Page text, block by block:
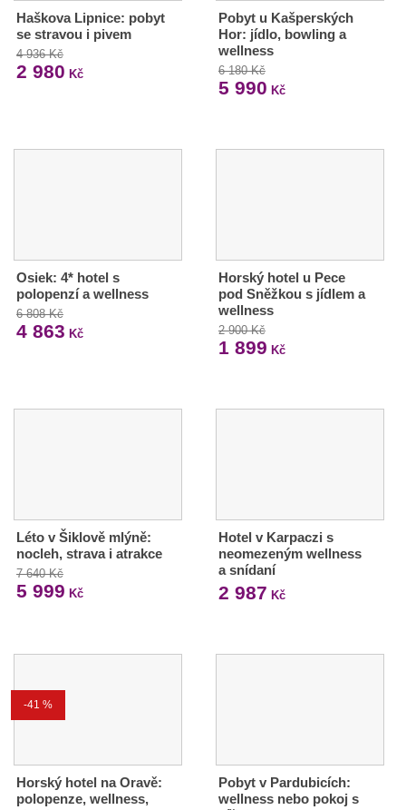
Haškova Lipnice: pobyt
se stravou i pivem
4 936 Kč
2 980 Kč
Pobyt u Kašperských
Hor: jídlo, bowling a
wellness
6 180 Kč
5 990 Kč
Osiek: 4* hotel s
polopenzí a wellness
6 808 Kč
4 863 Kč
Horský hotel u Pece
pod Sněžkou s jídlem a
wellness
2 900 Kč
1 899 Kč
Léto v Šiklově mlýně:
nocleh, strava i atrakce
7 640 Kč
5 999 Kč
Hotel v Karpaczi s
neomezeným wellness
a snídaní
2 987 Kč
-41 %
Horský hotel na Oravě:
polopenze, wellness,
Pobyt v Pardubicích:
wellness nebo pokoj s